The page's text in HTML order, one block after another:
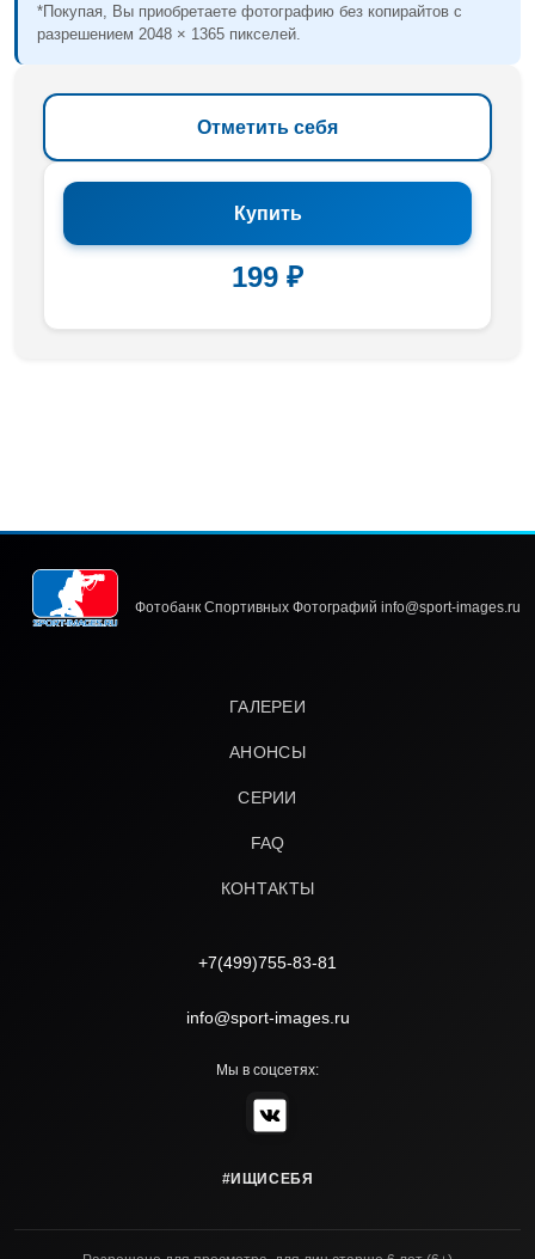
*Покупая, Вы приобретаете фотографию без копирайтов с
разрешением 2048 × 1365 пикселей.
Отметить себя
Купить
199 ₽
Фотобанк Спортивных Фотографий info@sport-images.ru
ГАЛЕРЕИ
АНОНСЫ
СЕРИИ
FAQ
КОНТАКТЫ
+7(499)755-83-81
info@sport-images.ru
Мы в соцсетях:
#ИЩИСЕБЯ